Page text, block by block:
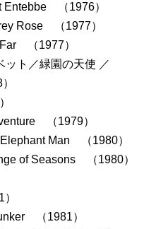
Entebbe （1976）
Rose （1977）
（1977）
ット／緑園の天使 ／
（1979）
Man （1980）
of Seasons （1980）
（1981）